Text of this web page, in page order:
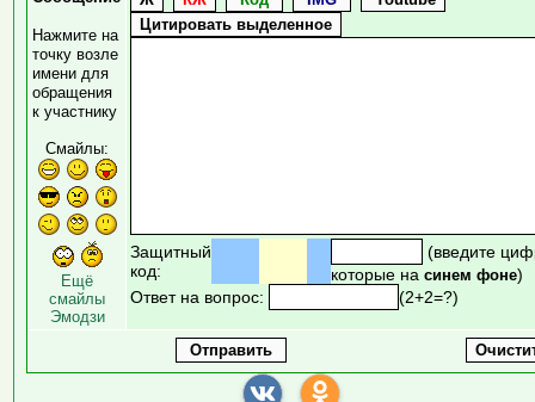
Нажмите на
точку возле
имени для
обращения
к участнику
Смайлы:
Ещё
смайлы
Эмодзи
Защитный
код:
(введите
которые на синем фоне)
Ответ на вопрос:
(2+2=?)